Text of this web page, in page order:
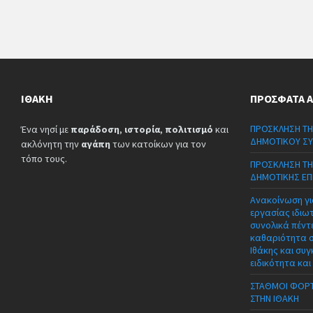
ΙΘΆΚΗ
Ένα νησί με παράδοση, ιστορία, πολιτισμό και
ακλόνητη την αγάπη των κατοίκων για τον
τόπο τους.
ΠΡΌΣΦΑΤΑ
ΠΡΟΣΚΛΗΣΗ
ΔΗΜΟΤΙΚΟΥ
ΠΡΟΣΚΛΗΣΗ
ΔΗΜΟΤΙΚΗΣ
Ανακοίνωση
εργασίας
συνολικά
καθαριότητα
Ιθάκης και
ειδικότητα
ΣΤΑΘΜΟΙ
ΣΤΗΝ ΙΘΑΚΗ